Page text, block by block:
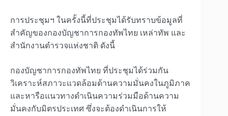
การประชุมฯ ในครั้งนี้ที่ประชุมได้รับทราบข้อมูลที่
สำคัญของกองบัญชาการกองทัพไทย เหล่าทัพ และ
สำนักงานตำรวจแห่งชาติ ดังนี้
กองบัญชาการกองทัพไทย ที่ประชุมได้ร่วมกัน
วิเคราะห์สภาวะแวดล้อมด้านความมั่นคงในภูมิภาค
และหารือแนวทางดำเนินความร่วมมือด้านความ
มั่นคงกับมิตรประเทศ ซึ่งจะต้องดำเนินการให้